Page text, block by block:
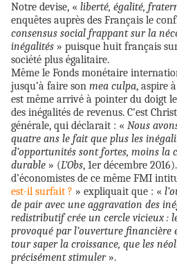
Notre devise, « liberté, égalité,
enquêtes auprès des Français le
consensus social frappant sur la
inégalités » puisque huit français
société plus égalitaire.
Même le Fonds monétaire
jusqu’à faire son mea culpa, aspire
est même arrivé à pointer du doigt
des inégalités de revenus. C’est
générale, qui déclarait : « Nous
quatre ans le fait que plus les
d’opportunités sont fortes, moins la
durable » (L’Obs, 1er décembre
d’économistes de ce même FMI
est-il surfait ? » expliquait que : «
de pair avec une aggravation des
redistributif crée un cercle vicieux :
provoqué par l’ouverture financière
tour saper la croissance, que les
précisément stimuler».